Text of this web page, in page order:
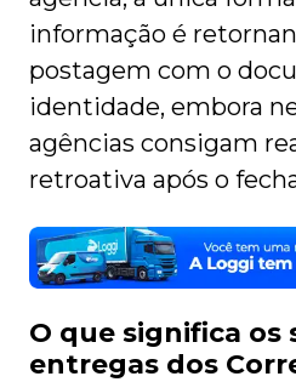
informação é
postagem com o
identidade, embora
agências consigam
retroativa após o
O que significa os
entregas dos